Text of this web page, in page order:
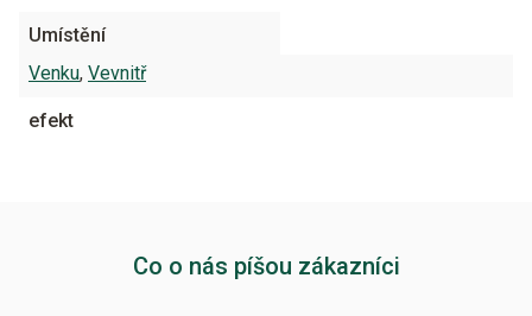
Umístění
Venku, Vevnitř
efekt
Co o nás píšou zákazníci